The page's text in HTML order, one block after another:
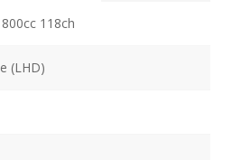
118ch
(LHD)